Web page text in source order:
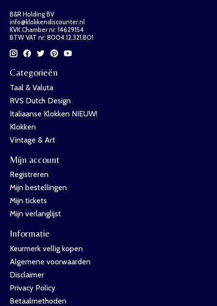
B&R Holding BV
info@klokkendiscounter.nl
KVK Chamber nr: 14629154
BTW VAT nr: 8004.12.321.B01
Categorieën
Taal & Valuta
RVS Dutch Design
Italiaanse Klokken NIEUW!
Klokken
Vintage & Art
Mijn account
Registreren
Mijn bestellingen
Mijn tickets
Mijn verlanglijst
Informatie
Keurmerk vellig kopen
Algemene voorwaarden
Disclaimer
Privacy Policy
Betaalmethoden